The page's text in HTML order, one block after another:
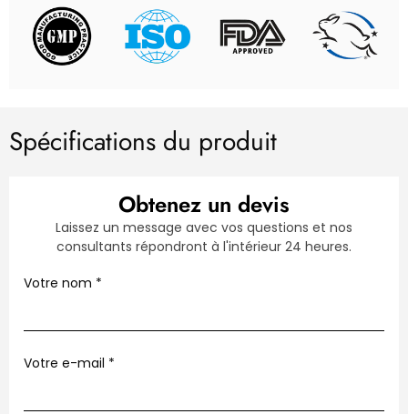
Spécifications du produit
Obtenez un devis
Laissez un message avec vos questions et nos
consultants répondront à l'intérieur 24 heures.
Votre nom *
Votre e-mail *